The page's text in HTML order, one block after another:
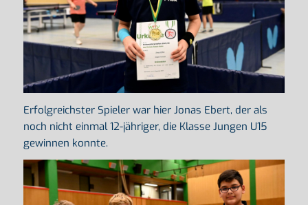
Erfolgreichster Spieler war hier Jonas Ebert, der als
noch nicht einmal 12-jähriger, die Klasse Jungen U15
gewinnen konnte.